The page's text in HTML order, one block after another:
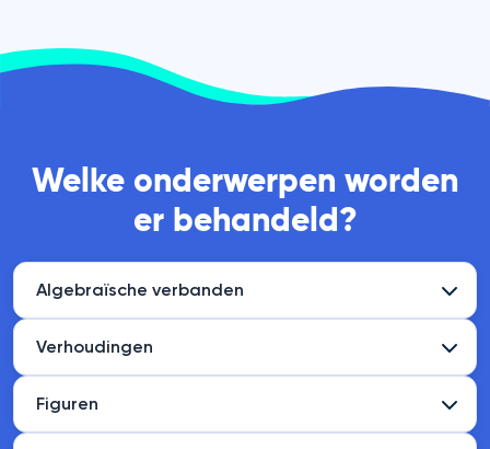
Welke onderwerpen worden
er behandeld?
Algebraïsche verbanden
Verhoudingen
Figuren